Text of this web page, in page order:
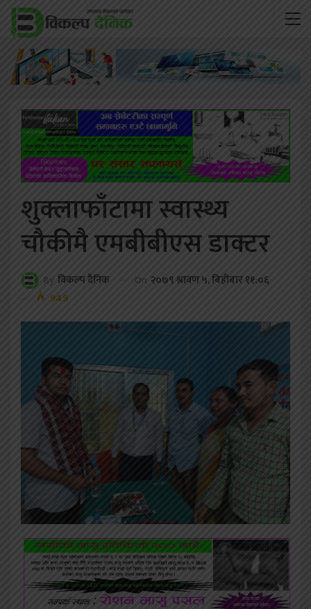
शुक्लाफाँटामा स्वास्थ्य
चौकीमै एमबीबीएस डाक्टर
By विकल्प दैनिक On २०७९ श्रावण ५, बिहीबार ११:०६
949